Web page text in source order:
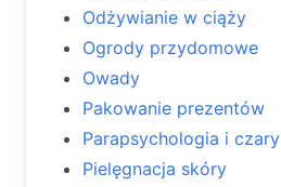
Odżywianie w ciąży
Ogrody przydomowe
Owady
Pakowanie prezentów
Parapsychologia i czary
Pielęgnacja skóry